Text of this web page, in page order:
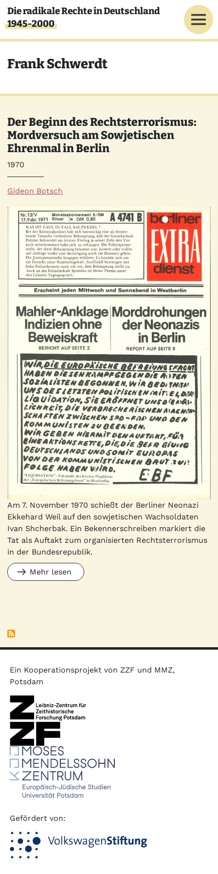
Direkt zum Inhalt
Die radikale Rechte in Deutschland
1945-2000
Frank Schwerdt
Der Beginn des Rechtsterrorismus:
Mordversuch am Sowjetischen
Ehrenmal in Berlin
Jahr
1970
Autor*innen
Gideon Botsch
Quelle
Bild
Am 7. November 1970 schießt der Berliner Neonazi
Ekkehard Weil auf den sowjetischen Wachsoldaten
Ivan Shcherbak. Ein Bekennerschreiben markiert die
Tat als Auftakt zum organisierten Rechtsterrorismus
in der Bundesrepublik.
Mehr lesen
Ein Kooperationsprojekt von ZZF und MMZ,
Potsdam
Gefördert von: